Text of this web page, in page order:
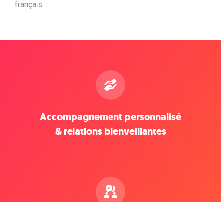
français.
Accompagnement personnalisé
& relations bienveillantes